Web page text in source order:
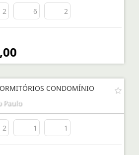
2 6 2
CONDOMÍNIO
Paulo
2 1 1